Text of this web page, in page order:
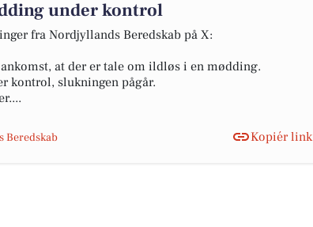
under kontrol
fra Nordjyllands Beredskab på X:
at der er tale om ildløs i en mødding.
kontrol, slukningen pågår.
Beredskab Kopiér link